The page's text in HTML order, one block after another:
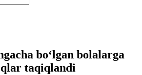
bo‘lgan bolalarga
taqiqlandi